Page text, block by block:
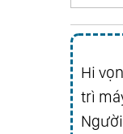
Hi
trì